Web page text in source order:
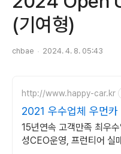
(기여형)
chbae 2024. 4. 8. 05:43
http://www.happy-car.kr
2021 우수업체 우먼카
수모범업체에서!
15년연속 고객만족 최우
성CEO운영, 프런티어 실